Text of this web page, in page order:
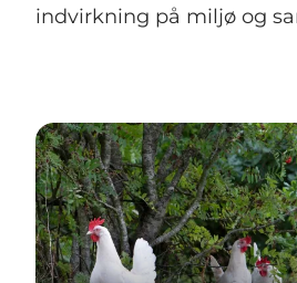
indvirkning på miljø og